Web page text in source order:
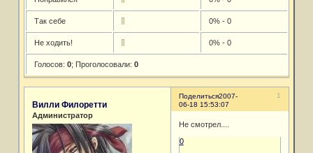
Так себе 0% - 0
Не ходить! 0% - 0
Голосов: 0; Проголосовали: 0
Поделиться 1
2007-
06-18 15:53:07
Вилли Филоретти
Администратор
Не смотрел....
0